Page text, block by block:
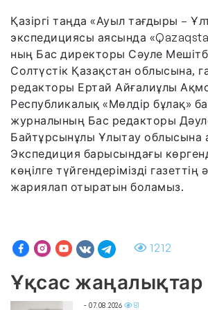
Қазіргі таңда «Ауыл тағдыры –
экспедициясы аясында
ның Бас директоры Сәуле
Солтүстік Қазақстан облысына,
редакторы Ертай Айғалиұлы
Республикалық «Мөлдір бұлақ»
журналының Бас редакторы
Байтұрсынұлы Ұлытау облысына
Экспедиция барысындағы
көңілге түйгендерімізді газеттің
жариялап отыратын боламыз.
1212
Ұқсас жаңалықтар
- 07.08.2026 81